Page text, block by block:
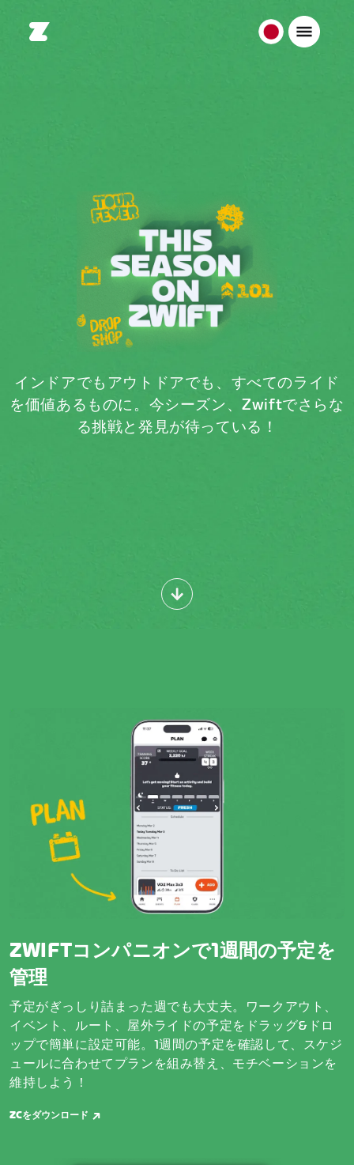
日
インドアでもアウトドアでも、すべてのライド
を価値あるものに。今シーズン、Zwiftでさらな
る挑戦と発見が待っている！
ZWIFTコンパニオンで1週間の予定を
管理
予定がぎっしり詰まった週でも大丈夫。ワークアウト、
イベント、ルート、屋外ライドの予定をドラッグ&ドロ
ップで簡単に設定可能。1週間の予定を確認して、スケジ
ュールに合わせてプランを組み替え、モチベーションを
維持しよう！
ZCをダウンロード